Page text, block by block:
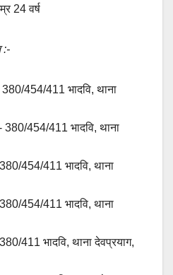
24 वर्ष
:-
454/411 भादवि, थाना
454/411 भादवि, थाना
454/411 भादवि, थाना
454/411 भादवि, थाना
411 भादवि, थाना देवप्रयाग,